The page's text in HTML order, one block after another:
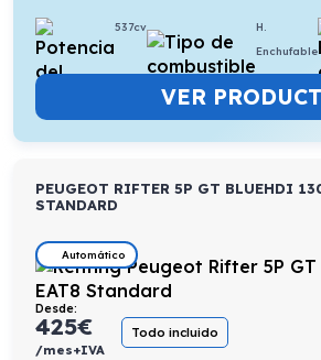
537cv
H.
Enchufable
VER
PEUGEOT RIFTER 5P GT BLUEHDI
STANDARD
Automático
Desde:
425€
/mes+IVA
Todo incluido